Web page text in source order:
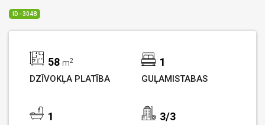
ID - 3048
58 m2
DZĪVOKĻA PLATĪBA
1
GUĻAMISTABAS
1 3/3